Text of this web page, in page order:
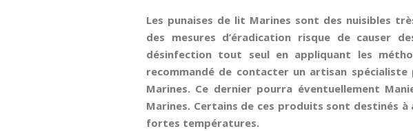
Les punaises de lit Marines sont des nuisibles
des mesures d’éradication risque de causer
désinfection tout seul en appliquant les
recommandé de contacter un artisan
Marines. Ce dernier pourra éventuellement
Marines. Certains de ces produits sont destinés
fortes températures.